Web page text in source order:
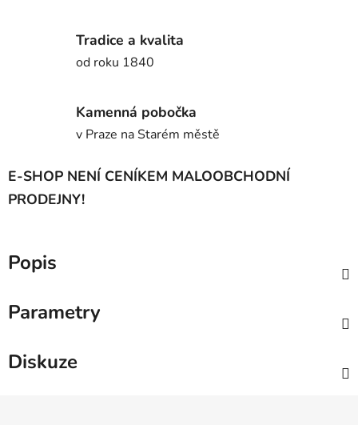
Tradice a kvalita
od roku 1840
Kamenná pobočka
v Praze na Starém městě
E-SHOP NENÍ CENÍKEM MALOOBCHODNÍ
PRODEJNY!
Popis
Parametry
Diskuze